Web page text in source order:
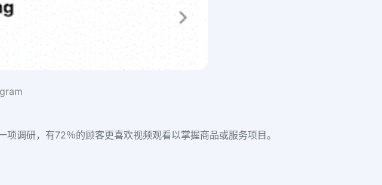
调研，有72％的顾客更喜欢视频观看以掌握商品或服务项目。